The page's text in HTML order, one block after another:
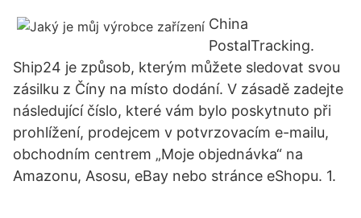
China
PostalTracking.
Ship24 je způsob, kterým můžete sledovat svou
zásilku z Číny na místo dodání. V zásadě zadejte
následující číslo, které vám bylo poskytnuto při
prohlížení, prodejcem v potvrzovacím e-mailu,
obchodním centrem „Moje objednávka“ na
Amazonu, Asosu, eBay nebo stránce eShopu. 1.